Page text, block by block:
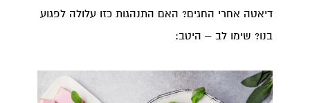
דיאטה אחרי החגים? האם התנהגות כזו עלולה לפגוע
בנו? שימו לב – היטב: